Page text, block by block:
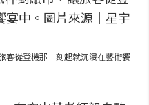
客從登機那一刻起就沉浸在藝術饗